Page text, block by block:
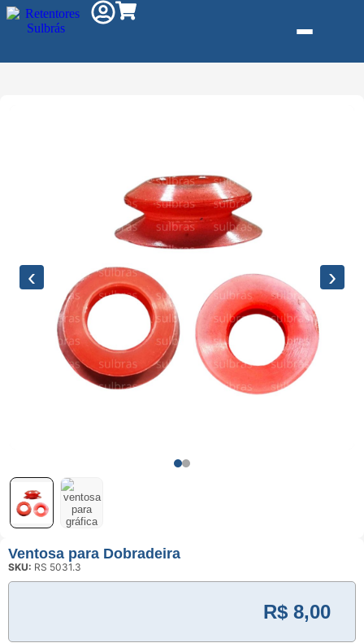
‹ ›
Ventosa para Dobradeira
SKU: RS 5031.3
R$ 8,00
Revestimento
Poliuretano
Serviço de
Usinagem